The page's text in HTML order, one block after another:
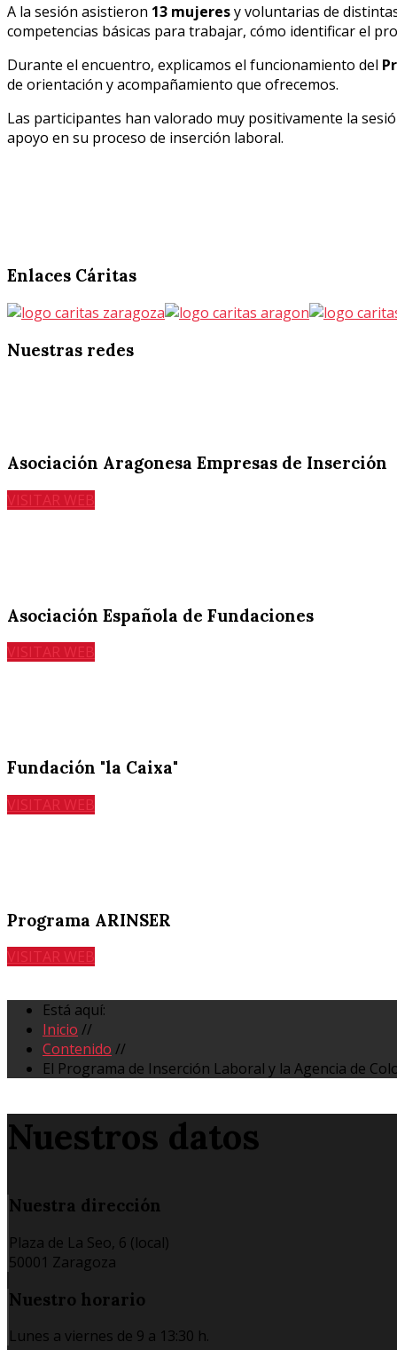
A la sesión asistieron 13 mujeresy voluntarias de
competencias básicas para trabajar, cómo identificar el
Durante el encuentro, explicamos el funcionamiento del
de orientación y acompañamiento que ofrecemos.
Las participantes han valorado muy positivamente la
apoyo en su proceso de inserción laboral.
Enlaces Cáritas
Nuestras redes
Asociación Aragonesa Empresas de Inserción
VISITAR WEB
Asociación Española de Fundaciones
VISITAR WEB
Fundación "la Caixa"
VISITAR WEB
Programa ARINSER
VISITAR WEB
Está aquí:
Inicio //
Contenido //
El Programa de Inserción Laboral y la Agencia de
Nuestros datos
Nuestra dirección
Plaza de La Seo, 6 (local)
50001 Zaragoza
Nuestro horario
Lunes a viernes de 9 a 13:30 h.